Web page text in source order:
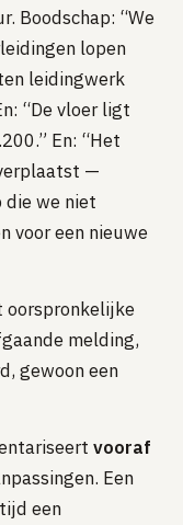
Boodschap: “We
lopen
leidingwerk
“De vloer ligt
En: “Het
—
die we niet
voor een nieuwe
oorspronkelijke
melding,
gewoon een
vooraf
Een
een